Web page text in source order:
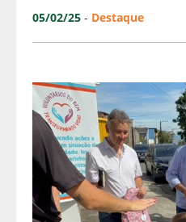
05/02/25 - Destaque